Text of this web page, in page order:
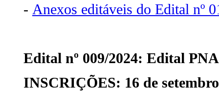
- Anexos editáveis do Edital nº
Edital nº 009/2024: Edital
INSCRIÇÕES: 16 de